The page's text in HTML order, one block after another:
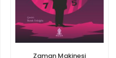
Zaman Makinesi